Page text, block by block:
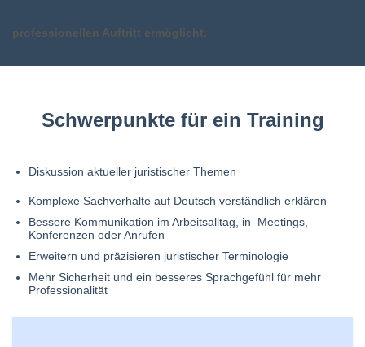
professionellen Auftritt ermöglicht.
Schwerpunkte für ein Training
Diskussion aktueller juristischer Themen
Komplexe Sachverhalte auf Deutsch verständlich erklären
Bessere Kommunikation im Arbeitsalltag, in Meetings,
Konferenzen oder Anrufen
Erweitern und präzisieren juristischer Terminologie
Mehr Sicherheit und ein besseres Sprachgefühl für mehr
Professionalität